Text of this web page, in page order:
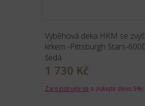
Výběhová deka HKM se
krkem -Pittsburgh Stars-
šedá
1 730 Kč
Zaregistrujte se a získejte slevu 5%!